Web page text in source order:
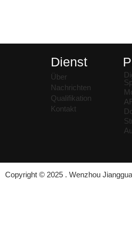
Dienst
Über
Nachrichten
Qualifikation
Kontakt
Copyright © 2025 . Wenzhou